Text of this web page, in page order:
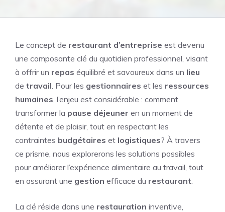
Le concept de restaurant d’entreprise est devenu
une composante clé du quotidien professionnel, visant
à offrir un repas équilibré et savoureux dans un lieu
de travail. Pour les gestionnaires et les ressources
humaines, l’enjeu est considérable : comment
transformer la pause déjeuner en un moment de
détente et de plaisir, tout en respectant les
contraintes budgétaires et logistiques? À travers
ce prisme, nous explorerons les solutions possibles
pour améliorer l’expérience alimentaire au travail, tout
en assurant une gestion efficace du restaurant.
La clé réside dans une restauration inventive,